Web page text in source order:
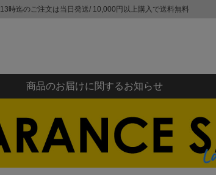
13時迄のご注文は当日発送/ 10,000円以上購入で送料無料
商品のお届けに関するお知らせ